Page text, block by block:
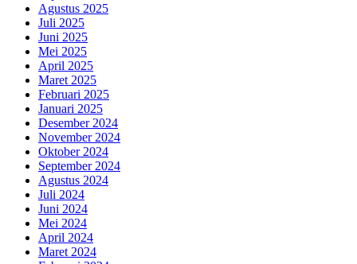
Agustus 2025
Juli 2025
Juni 2025
Mei 2025
April 2025
Maret 2025
Februari 2025
Januari 2025
Desember 2024
November 2024
Oktober 2024
September 2024
Agustus 2024
Juli 2024
Juni 2024
Mei 2024
April 2024
Maret 2024